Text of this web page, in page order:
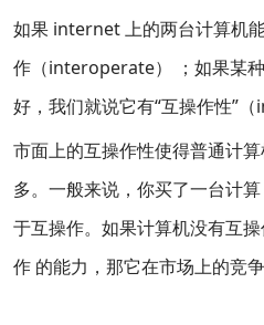
如果 internet 上的两台计算机
作（interoperate） ；如果某
好，我们就说它有“互操作性”
市面上的互操作性使得普通计
多。一般来说，你买了一台计
于互操作。如果计算机没有互
作 的能力，那它在市场上的竞争